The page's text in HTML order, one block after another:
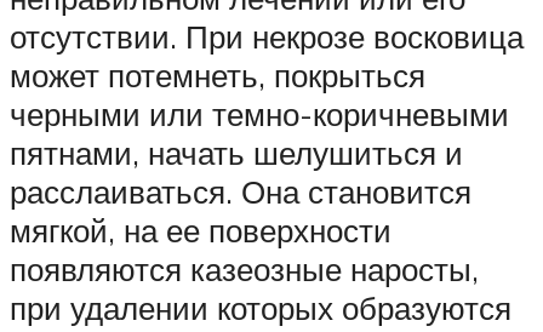
отсутствии. При некрозе восковица
может потемнеть, покрыться
черными или темно-коричневыми
пятнами, начать шелушиться и
расслаиваться. Она становится
мягкой, на ее поверхности
появляются казеозные наросты,
при удалении которых образуются